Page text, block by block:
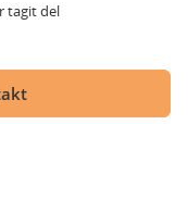
tagit del